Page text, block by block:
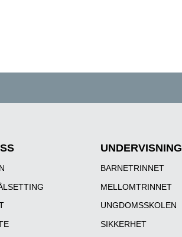
UNDERVISNING
BARNETRINNET
MELLOMTRINNET
UNGDOMSSKOLEN
SIKKERHET